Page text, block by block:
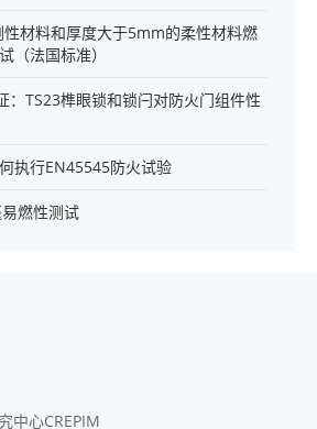
性材料和厚度大于5mm的柔性材料燃
（法国标准）
：TS23榫眼锁和锁闩对防火门组件性
执行EN45545防火试验
燃性测试
中心CREPIM